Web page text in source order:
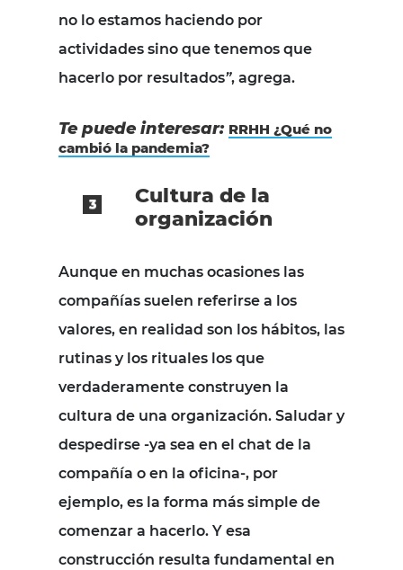
no lo estamos haciendo por
actividades sino que tenemos que
hacerlo por resultados”, agrega.
Te puede interesar: RRHH ¿Qué no
cambió la pandemia?
Cultura de la
organización
Aunque en muchas ocasiones las
compañías suelen referirse a los
valores, en realidad son los hábitos, las
rutinas y los rituales los que
verdaderamente construyen la
cultura de una organización. Saludar y
despedirse -ya sea en el chat de la
compañía o en la oficina-, por
ejemplo, es la forma más simple de
comenzar a hacerlo. Y esa
construcción resulta fundamental en